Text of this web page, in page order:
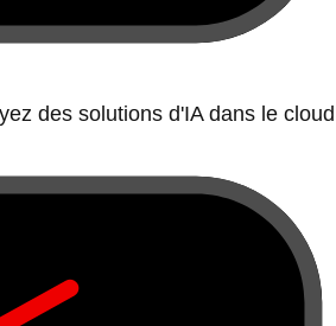
des solutions d'IA dans le cloud